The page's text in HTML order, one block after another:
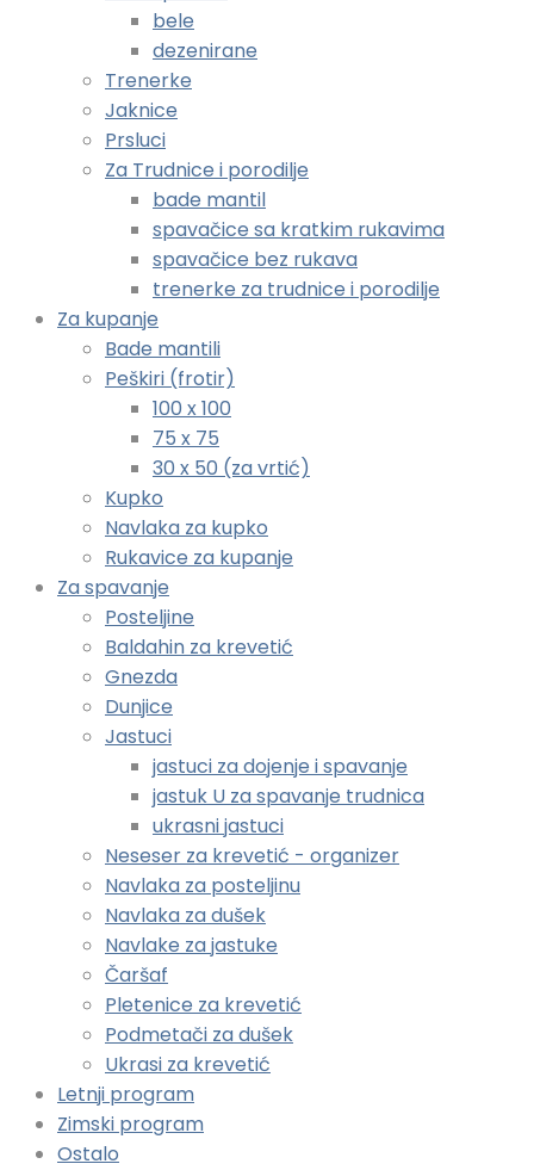
bele
dezenirane
Trenerke
Jaknice
Prsluci
Za Trudnice i porodilje
bade mantil
spavačice sa kratkim rukavima
spavačice bez rukava
trenerke za trudnice i porodilje
Za kupanje
Bade mantili
Peškiri (frotir)
100 x 100
75 x 75
30 x 50 (za vrtić)
Kupko
Navlaka za kupko
Rukavice za kupanje
Za spavanje
Posteljine
Baldahin za krevetić
Gnezda
Dunjice
Jastuci
jastuci za dojenje i spavanje
jastuk U za spavanje trudnica
ukrasni jastuci
Neseser za krevetić - organizer
Navlaka za posteljinu
Navlaka za dušek
Navlake za jastuke
Čaršaf
Pletenice za krevetić
Podmetači za dušek
Ukrasi za krevetić
Letnji program
Zimski program
Ostalo